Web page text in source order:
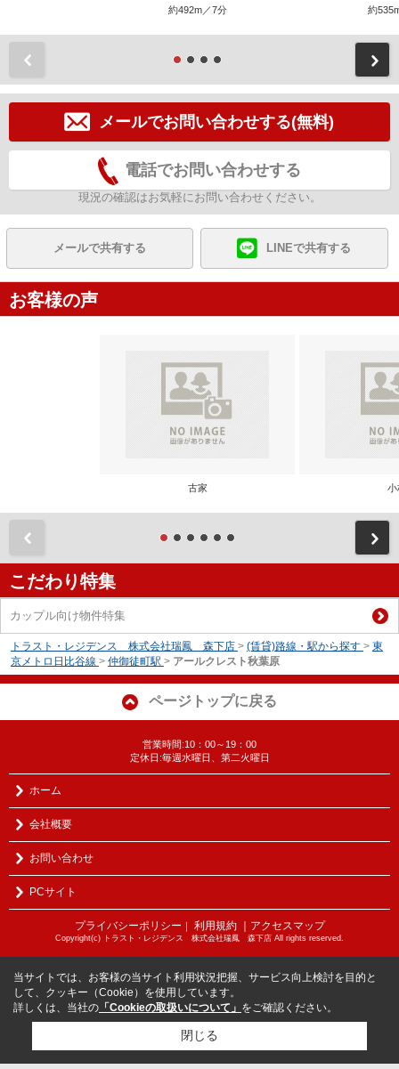
約492m／7分 約
メールでお問い合わせする(無料)
電話でお問い合わせする
現況の確認はお気軽にお問い合わせください。
メールで共有する LINEで共有する
お客様の声
古家 小
こだわり特集
カップル向け物件特集
トラスト・レジデンス 株式会社瑞鳳 森下店 > (賃貸)路線・駅から探す > 東
京メトロ日比谷線 > 仲御徒町駅 > アールクレスト秋葉原
ページトップに戻る
営業時間:10：00～19：00
定休日:毎週水曜日、第二火曜日
ホーム
会社概要
お問い合わせ
PCサイト
プライバシーポリシー 利用規約 ｜アクセスマップ
Copyright(c) トラスト・レジデンス 株式会社瑞鳳 森下店 All rights reserved.
当サイトでは、お客様の当サイト利用状況把握、サービス向上検討を目的と
して、クッキー（Cookie）を使用しています。
詳しくは、当社の 「Cookieの取扱いについて」 をご確認ください。
閉じる